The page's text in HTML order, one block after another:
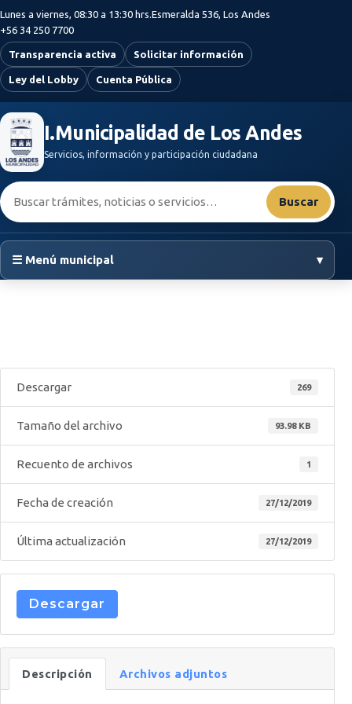
Saltar al contenido principal
Lunes a viernes, 08:30 a 13:30 hrs.Esmeralda 536, Los Andes
+56 34 250 7700
Transparencia activa Solicitar información
Ley del Lobby Cuenta Pública
I.Municipalidad de Los Andes
Servicios, información y participación ciudadana
Buscar:
Buscar
☰ Menú municipal ▾
Descargar 269
Tamaño del archivo 93.98 KB
Recuento de archivos 1
Fecha de creación 27/12/2019
Última actualización 27/12/2019
Descargar
Descripción Archivos adjuntos